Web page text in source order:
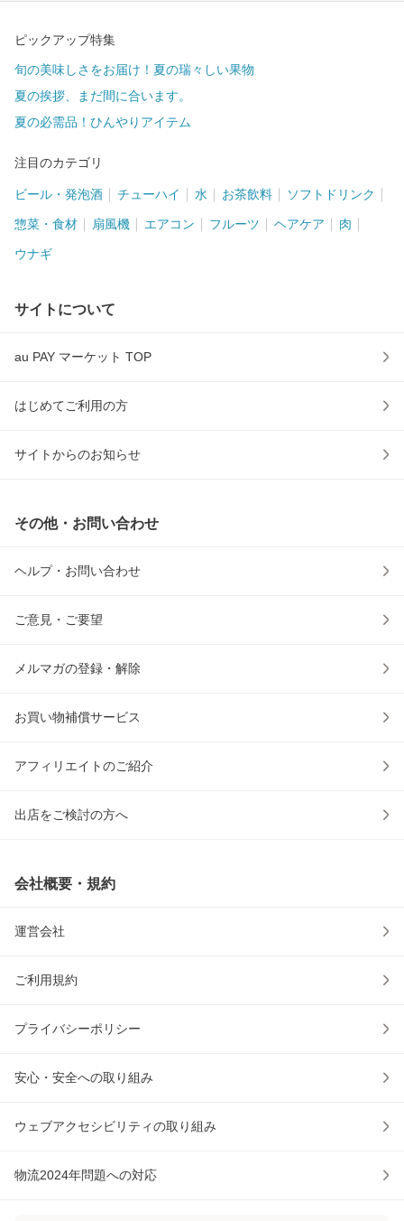
ピックアップ特集
旬の美味しさをお届け！夏の瑞々しい果物
夏の挨拶、まだ間に合います。
夏の必需品！ひんやりアイテム
注目のカテゴリ
ビール・発泡酒 チューハイ 水 お茶飲料 ソフトドリンク
惣菜・食材 扇風機 エアコン フルーツ ヘアケア 肉
ウナギ
サイトについて
au PAY マーケット TOP
はじめてご利用の方
サイトからのお知らせ
その他・お問い合わせ
ヘルプ・お問い合わせ
ご意見・ご要望
メルマガの登録・解除
お買い物補償サービス
アフィリエイトのご紹介
出店をご検討の方へ
会社概要・規約
運営会社
ご利用規約
プライバシーポリシー
安心・安全への取り組み
ウェブアクセシビリティの取り組み
物流2024年問題への対応